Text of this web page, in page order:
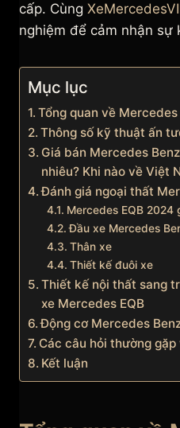
cấp. Cùng
nghiệm để cảm nhận sự
Mục lục
Tổng quan về Mercedes
Thông số kỹ thuật ấn
Giá bán Mercedes
nhiêu? Khi nào về Việt
Đánh giá ngoại thất
Mercedes EQB 2024
Đầu xe Mercedes
Thân xe
Thiết kế đuôi xe
Thiết kế nội thất sang
xe Mercedes EQB
Động cơ Mercedes
Các câu hỏi thường
Kết luận